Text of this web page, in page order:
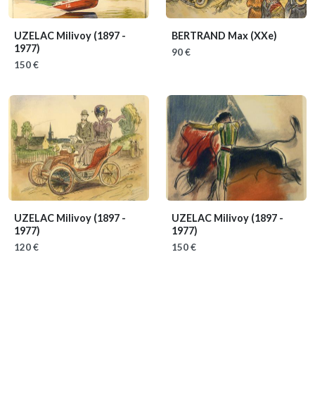
UZELAC Milivoy (1897 -
1977)
150 €
BERTRAND Max (XXe)
90 €
UZELAC Milivoy (1897 -
1977)
120 €
UZELAC Milivoy (1897 -
1977)
150 €